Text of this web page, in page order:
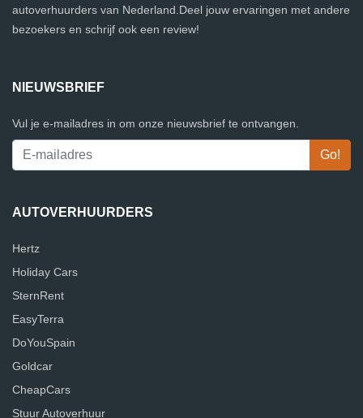
autoverhuurders van Nederland.Deel jouw ervaringen met andere
bezoekers en schrijf ook een review!
NIEUWSBRIEF
Vul je e-mailadres in om onze nieuwsbrief te ontvangen.
AUTOVERHUURDERS
Hertz
Holiday Cars
SternRent
EasyTerra
DoYouSpain
Goldcar
CheapCars
Stuur Autoverhuur